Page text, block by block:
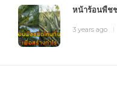
หน้าร้อนพืช
3 years ago